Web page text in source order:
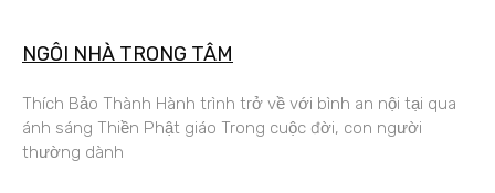
NGÔI NHÀ TRONG TÂM
Thích Bảo Thành Hành trình trở về với bình an nội tại qua
ánh sáng Thiền Phật giáo Trong cuộc đời, con người
thường dành